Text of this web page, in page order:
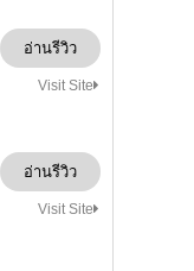
อ่านรีวิว
Visit Site
อ่านรีวิว
Visit Site